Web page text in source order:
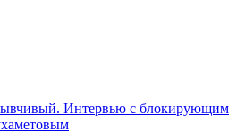
Интервью с блокирующим